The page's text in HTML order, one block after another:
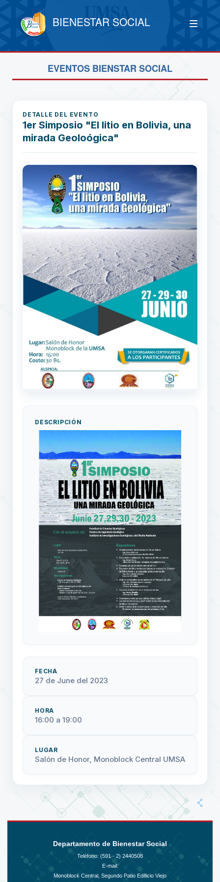
BIENESTAR SOCIAL
EVENTOS BIENSTAR SOCIAL
DETALLE DEL EVENTO
1er Simposio "El litio en Bolivia, una
mirada Geoloógica"
DESCRIPCIÓN
FECHA
27 de June del 2023
HORA
16:00 a 19:00
LUGAR
Salón de Honor, Monoblock Central UMSA
Departamento de Bienestar Social
Teléfono: (591 - 2) 2440508
E-mail:
Monoblock Central, Segundo Patio Edificio Viejo